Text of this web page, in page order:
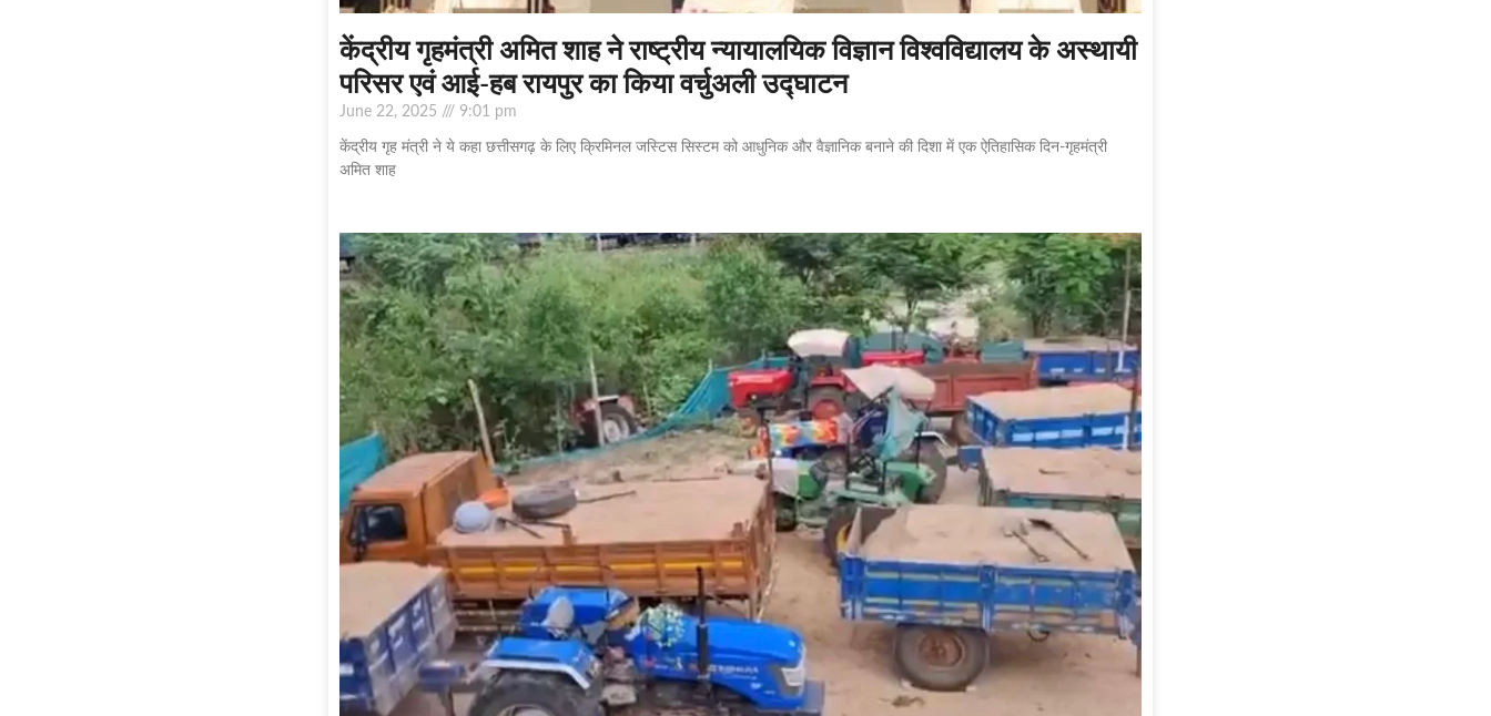
केंद्रीय गृहमंत्री अमित शाह ने राष्ट्रीय न्यायालयिक विज्ञान विश्वविद्यालय के अस्थायी
परिसर एवं आई-हब रायपुर का किया वर्चुअली उद्घाटन
June 22, 2025 9:01 pm
केंद्रीय गृह मंत्री ने ये कहा छत्तीसगढ़ के लिए क्रिमिनल जस्टिस सिस्टम को आधुनिक और वैज्ञानिक बनाने की दिशा में एक ऐतिहासिक दिन-गृहमंत्री
अमित शाह